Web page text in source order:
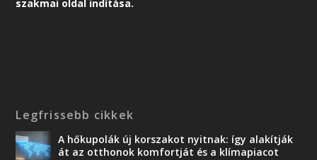
szakmai oldal indítása.
Legfrissebb cikkek
A hőkupolák új korszakot nyitnak: így alakítják
át az otthonok komfortját és a klímapiacot